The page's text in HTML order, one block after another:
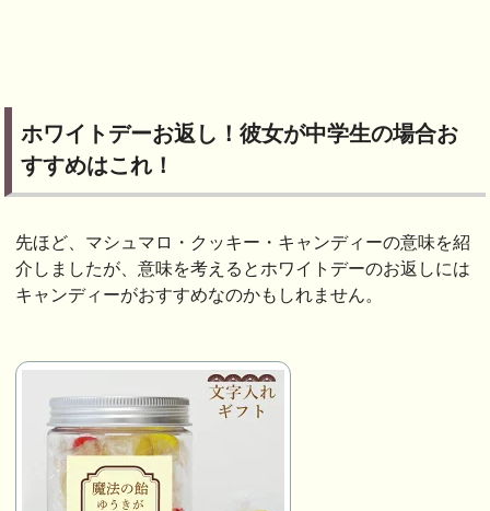
ホワイトデーお返し！彼女が中学生の場合お
すすめはこれ！
先ほど、マシュマロ・クッキー・キャンディーの意味を紹
介しましたが、意味を考えるとホワイトデーのお返しには
キャンディーがおすすめなのかもしれません。